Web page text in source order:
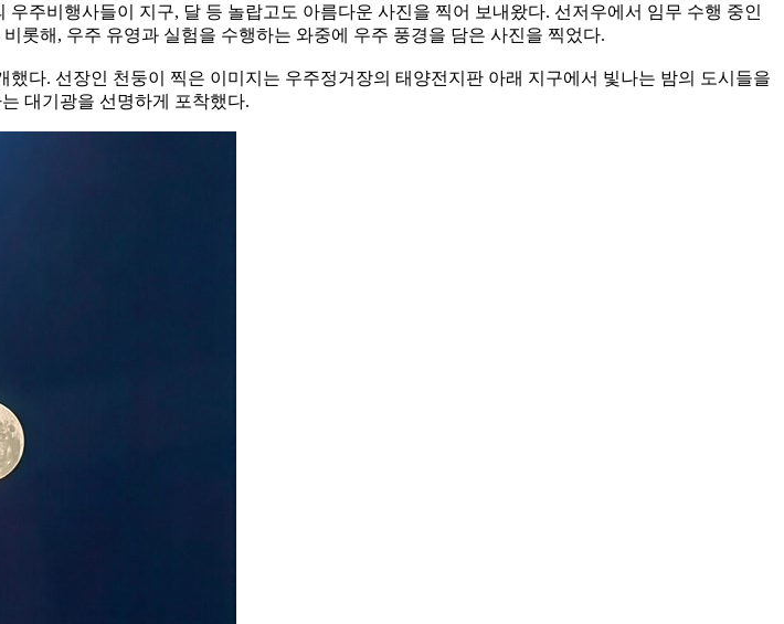
주비행사들이 지구, 달 등 놀랍고도 아름다운 사진을 찍어 보내왔다. 선저우에서 임무 수행 중인
롯해, 우주 유영과 실험을 수행하는 와중에 우주 풍경을 담은 사진을 찍었다.
다. 선장인 천둥이 찍은 이미지는 우주정거장의 태양전지판 아래 지구에서 빛나는 밤의 도시들을
대기광을 선명하게 포착했다.